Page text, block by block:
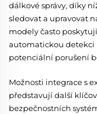
dálkové správy, díky
sledovat a upravovat
modely často
automatickou detekci
potenciální porušení
Možnosti integrace s
představují další
bezpečnostních